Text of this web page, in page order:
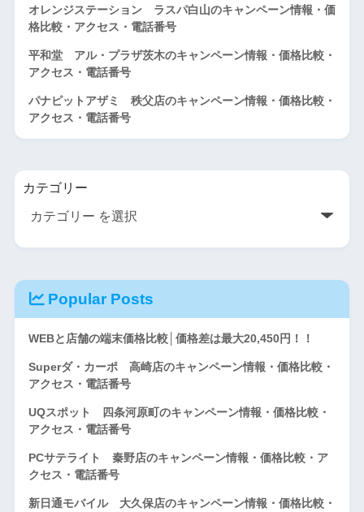
オレンジステーション ラスパ白山のキャンペーン情報・価
格比較・アクセス・電話番号
平和堂 アル・プラザ茨木のキャンペーン情報・価格比較・
アクセス・電話番号
パナピットアザミ 秩父店のキャンペーン情報・価格比較・
アクセス・電話番号
カテゴリー
Popular Posts
WEBと店舗の端末価格比較│価格差は最大20,450円！！
Superダ・カーポ 高崎店のキャンペーン情報・価格比較・
アクセス・電話番号
UQスポット 四条河原町のキャンペーン情報・価格比較・
アクセス・電話番号
PCサテライト 秦野店のキャンペーン情報・価格比較・ア
クセス・電話番号
新日通モバイル 大久保店のキャンペーン情報・価格比較・